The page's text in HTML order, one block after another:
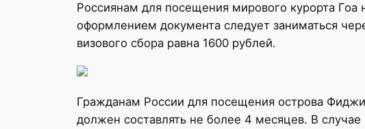
Россиянам для посещения мирового курорта Гоа
оформлением документа следует заниматься
визового сбора равна 1600 рублей.
Гражданам России для посещения острова
должен составлять не более 4 месяцев. В